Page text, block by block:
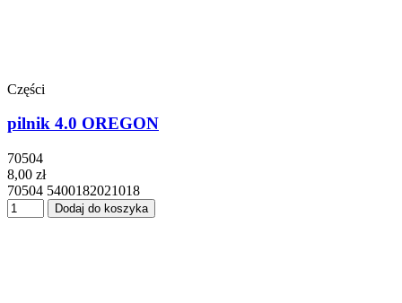
Części
pilnik 4.0 OREGON
70504
8,00 zł
70504 5400182021018
Dodaj do koszyka